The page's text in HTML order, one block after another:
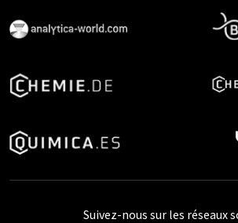
Suivez-nous sur les réseaux